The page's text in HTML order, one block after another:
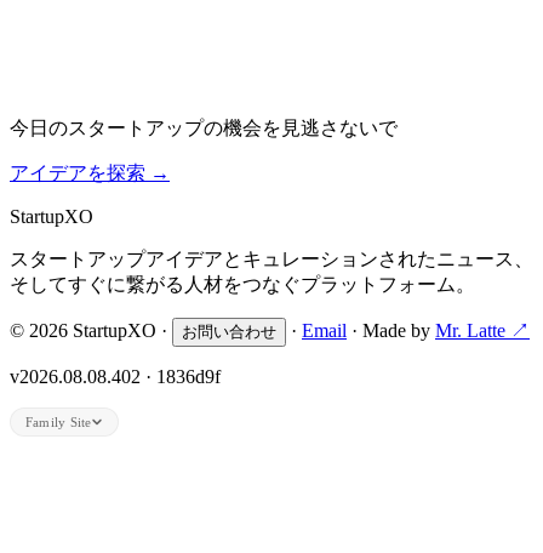
今日のスタートアップの機会を見逃さないで
アイデアを探索 →
StartupXO
スタートアップアイデアとキュレーションされたニュース、
そしてすぐに繋がる人材をつなぐプラットフォーム。
© 2026 StartupXO · お問い合わせ · Email · Made by Mr. Latte ↗
v2026.08.08.402 · 1836d9f
Family Site